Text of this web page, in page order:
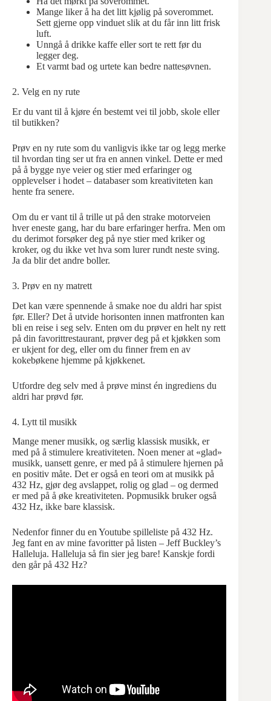
Mange liker å ha det litt kjølig på soverommet.
Sett gjerne opp vinduet slik at du får inn litt frisk
luft.
Unngå å drikke kaffe eller sort te rett før du
legger deg.
Et varmt bad og urtete kan bedre nattesøvnen.
2. Velg en ny rute
Er du vant til å kjøre én bestemt vei til jobb, skole eller
til butikken?
Prøv en ny rute som du vanligvis ikke tar og legg merke
til hvordan ting ser ut fra en annen vinkel. Dette er med
på å bygge nye veier og stier med erfaringer og
opplevelser i hodet – databaser som kreativiteten kan
hente fra senere.
Om du er vant til å trille ut på den strake motorveien
hver eneste gang, har du bare erfaringer herfra. Men om
du derimot forsøker deg på nye stier med kriker og
kroker, og du ikke vet hva som lurer rundt neste sving.
Ja da blir det andre boller.
3. Prøv en ny matrett
Det kan være spennende å smake noe du aldri har spist
før. Eller? Det å utvide horisonten innen matfronten kan
bli en reise i seg selv. Enten om du prøver en helt ny rett
på din favorittrestaurant, prøver deg på et kjøkken som
er ukjent for deg, eller om du finner frem en av
kokebøkene hjemme på kjøkkenet.
Utfordre deg selv med å prøve minst én ingrediens du
aldri har prøvd før.
4. Lytt til musikk
Mange mener musikk, og særlig klassisk musikk, er
med på å stimulere kreativiteten. Noen mener at «glad»
musikk, uansett genre, er med på å stimulere hjernen på
en positiv måte. Det er også en teori om at musikk på
432 Hz, gjør deg avslappet, rolig og glad – og dermed
er med på å øke kreativiteten. Popmusikk bruker også
432 Hz, ikke bare klassisk.
Nedenfor finner du en Youtube spilleliste på 432 Hz.
Jeg fant en av mine favoritter på listen – Jeff Buckley’s
Halleluja. Halleluja så fin sier jeg bare! Kanskje fordi
den går på 432 Hz?